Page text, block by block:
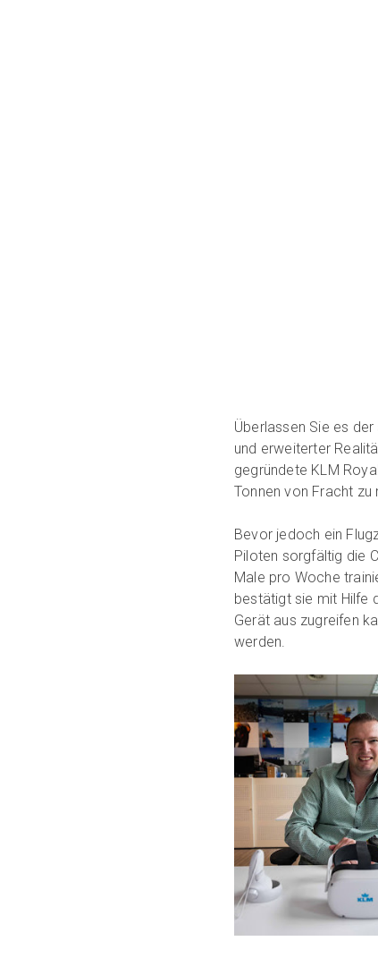
Überlassen Sie es
und erweiterter
gegründete KLM
Tonnen von Fracht zu
Bevor jedoch ein
Piloten sorgfältig die
Male pro Woche
bestätigt sie mit Hilfe
Gerät aus zugreifen
werden.